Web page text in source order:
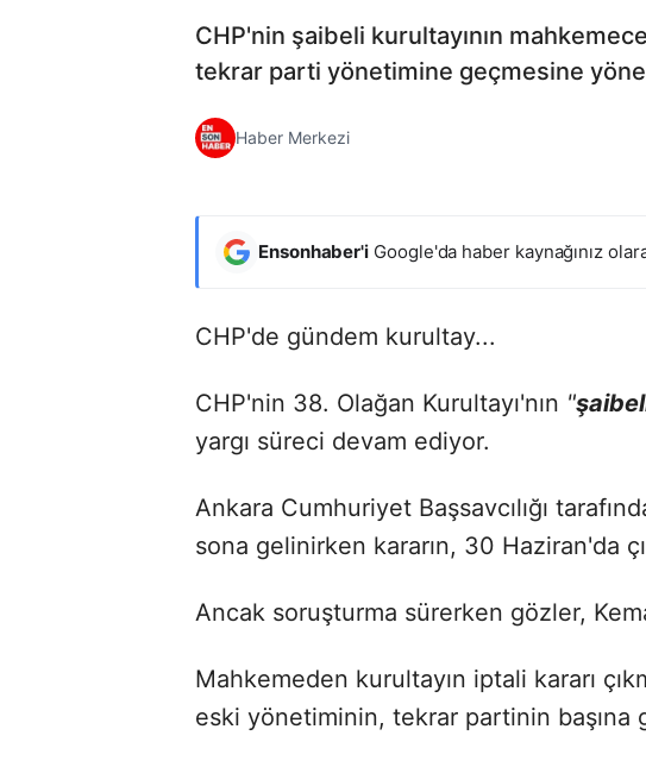
CHP'nin şaibeli kurultayının
tekrar parti yönetimine geçmesine
Haber Merkezi
Ensonhaber'i Google'da haber kaynağınız
CHP'de gündem kurultay...
CHP'nin 38. Olağan Kurultayı'nın "
yargı süreci devam ediyor.
Ankara Cumhuriyet Başsavcılığı
sona gelinirken kararın, 30 Haziran'da
Ancak soruşturma sürerken gözler,
Mahkemeden kurultayın iptali kararı
eski yönetiminin, tekrar partinin başına